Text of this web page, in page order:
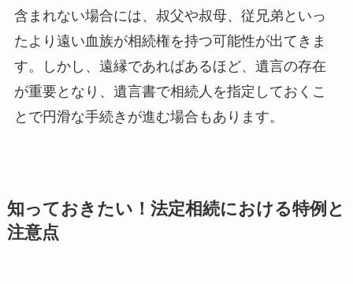
含まれない場合には、叔父や叔母、従兄弟といっ
たより遠い血族が相続権を持つ可能性が出てきま
す。しかし、遠縁であればあるほど、遺言の存在
が重要となり、遺言書で相続人を指定しておくこ
とで円滑な手続きが進む場合もあります。
知っておきたい！法定相続における特例と
注意点